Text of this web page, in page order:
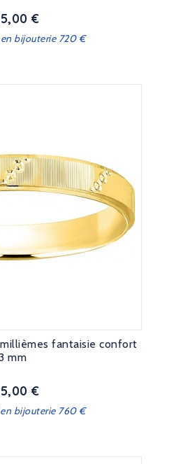
€
bijouterie 720 €
fantaisie confort
mm
€
bijouterie 760 €